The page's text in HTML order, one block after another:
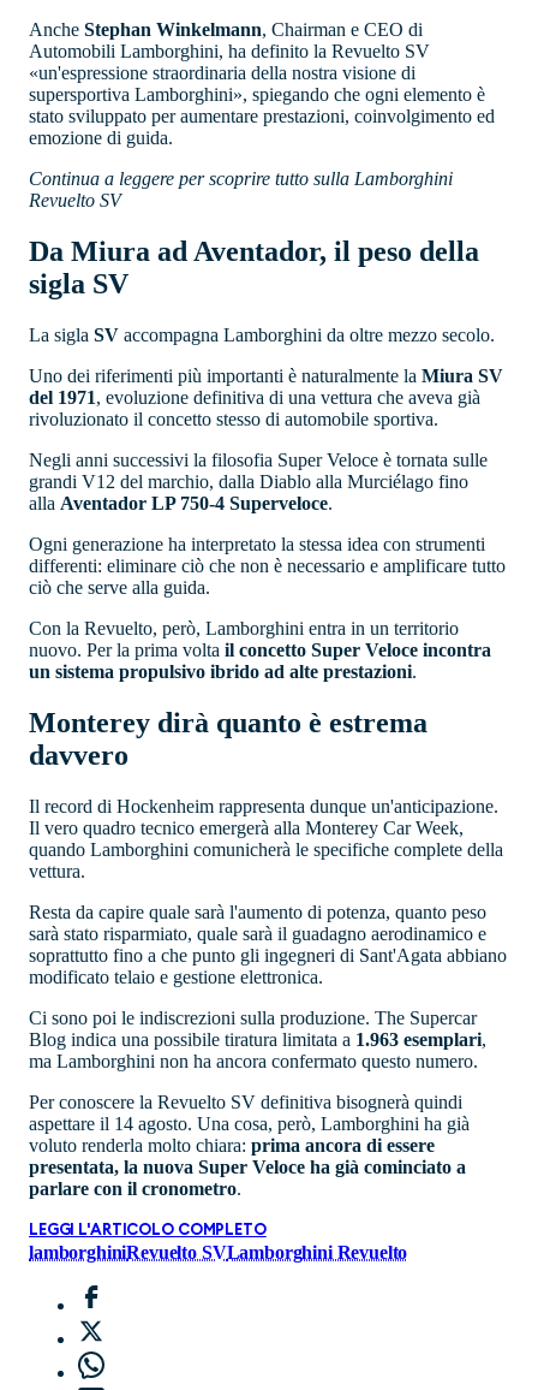
Anche Stephan Winkelmann, Chairman e CEO di
Automobili Lamborghini, ha definito la Revuelto SV
«un'espressione straordinaria della nostra visione di
supersportiva Lamborghini», spiegando che ogni elemento è
stato sviluppato per aumentare prestazioni, coinvolgimento ed
emozione di guida.
Continua a leggere per scoprire tutto sulla Lamborghini
Revuelto SV
Da Miura ad Aventador, il peso della
sigla SV
La sigla SV accompagna Lamborghini da oltre mezzo secolo.
Uno dei riferimenti più importanti è naturalmente la Miura SV
del 1971, evoluzione definitiva di una vettura che aveva già
rivoluzionato il concetto stesso di automobile sportiva.
Negli anni successivi la filosofia Super Veloce è tornata sulle
grandi V12 del marchio, dalla Diablo alla Murciélago fino
alla Aventador LP 750-4 Superveloce.
Ogni generazione ha interpretato la stessa idea con strumenti
differenti: eliminare ciò che non è necessario e amplificare tutto
ciò che serve alla guida.
Con la Revuelto, però, Lamborghini entra in un territorio
nuovo. Per la prima volta il concetto Super Veloce incontra
un sistema propulsivo ibrido ad alte prestazioni.
Monterey dirà quanto è estrema
davvero
Il record di Hockenheim rappresenta dunque un'anticipazione.
Il vero quadro tecnico emergerà alla Monterey Car Week,
quando Lamborghini comunicherà le specifiche complete della
vettura.
Resta da capire quale sarà l'aumento di potenza, quanto peso
sarà stato risparmiato, quale sarà il guadagno aerodinamico e
soprattutto fino a che punto gli ingegneri di Sant'Agata abbiano
modificato telaio e gestione elettronica.
Ci sono poi le indiscrezioni sulla produzione. The Supercar
Blog indica una possibile tiratura limitata a 1.963 esemplari,
ma Lamborghini non ha ancora confermato questo numero.
Per conoscere la Revuelto SV definitiva bisognerà quindi
aspettare il 14 agosto. Una cosa, però, Lamborghini ha già
voluto renderla molto chiara: prima ancora di essere
presentata, la nuova Super Veloce ha già cominciato a
parlare con il cronometro.
LEGGI L'ARTICOLO COMPLETO
lamborghiniRevuelto SVLamborghini Revuelto